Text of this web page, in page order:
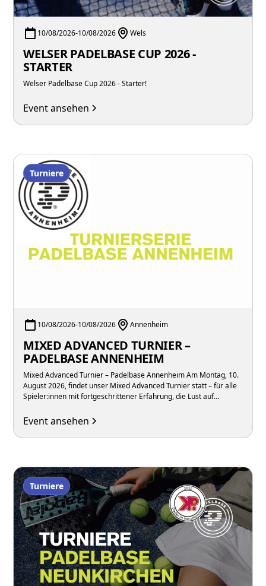
10/08/2026-10/08/2026 Wels
WELSER PADELBASE CUP 2026 -
STARTER
Welser Padelbase Cup 2026 - Starter!
Event ansehen
Turniere
10/08/2026-10/08/2026 Annenheim
MIXED ADVANCED TURNIER –
PADELBASE ANNENHEIM
Mixed Advanced Turnier – Padelbase Annenheim Am Montag, 10.
August 2026, findet unser Mixed Advanced Turnier statt – für alle
Spieler:innen mit fortgeschrittener Erfahrung, die Lust auf
Event ansehen
Turniere